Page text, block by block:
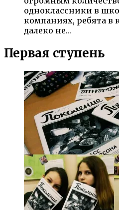
одноклассники в
компаниях, ребята в
далеко не…
Первая ступень